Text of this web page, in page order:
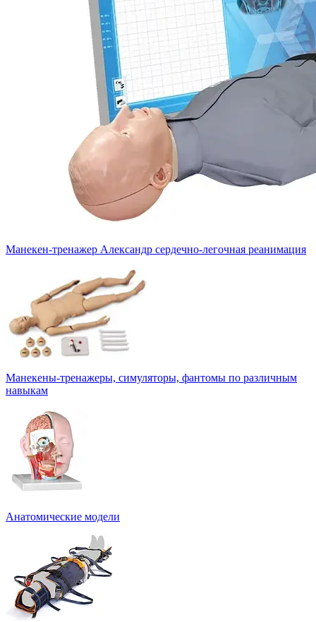
Манекен-тренажер Александр сердечно-легочная реанимация
Манекены-тренажеры, симуляторы, фантомы по различным
навыкам
Анатомические модели